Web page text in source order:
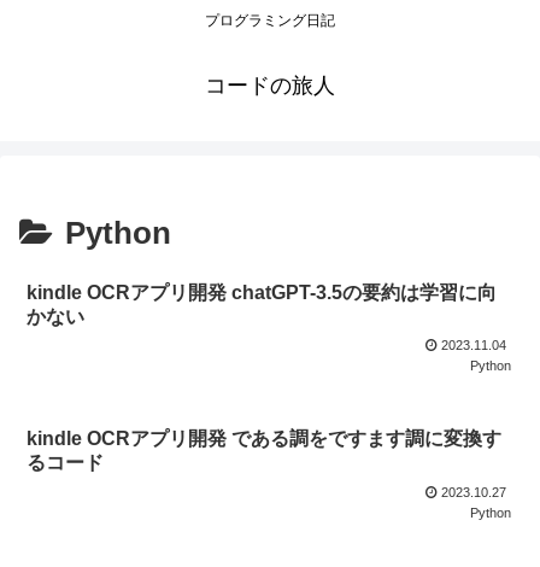
プログラミング日記
コードの旅人
Python
kindle OCRアプリ開発 chatGPT-3.5の要約は学習に向
かない
2023.11.04
Python
kindle OCRアプリ開発 である調をですます調に変換す
るコード
2023.10.27
Python